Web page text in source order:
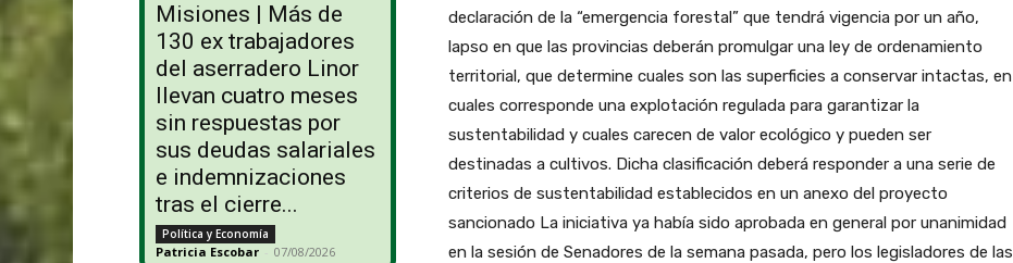
Misiones | Más de
130 ex trabajadores
del aserradero Linor
llevan cuatro meses
sin respuestas por
sus deudas salariales
e indemnizaciones
tras el cierre...
Política y Economía
Patricia Escobar - 07/08/2026
declaración de la “emergencia forestal” que tendrá vigencia por un año,
lapso en que las provincias deberán promulgar una ley de ordenamiento
territorial, que determine cuales son las superficies a conservar intactas, en
cuales corresponde una explotación regulada para garantizar la
sustentabilidad y cuales carecen de valor ecológico y pueden ser
destinadas a cultivos. Dicha clasificación deberá responder a una serie de
criterios de sustentabilidad establecidos en un anexo del proyecto
sancionado La iniciativa ya había sido aprobada en general por unanimidad
en la sesión de Senadores de la semana pasada, pero los legisladores de las